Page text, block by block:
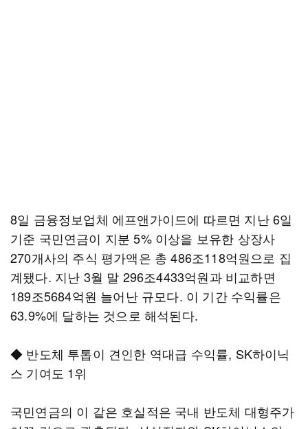
8일 금융정보업체 에프앤가이드에 따르면 지난 6일
기준 국민연금이 지분 5% 이상을 보유한 상장사
270개사의 주식 평가액은 총 486조118억원으로 집
계됐다. 지난 3월 말 296조4433억원과 비교하면
189조5684억원 늘어난 규모다. 이 기간 수익률은
63.9%에 달하는 것으로 해석된다.
◆ 반도체 투톱이 견인한 역대급 수익률, SK하이닉
스 기여도 1위
국민연금의 이 같은 호실적은 국내 반도체 대형주가